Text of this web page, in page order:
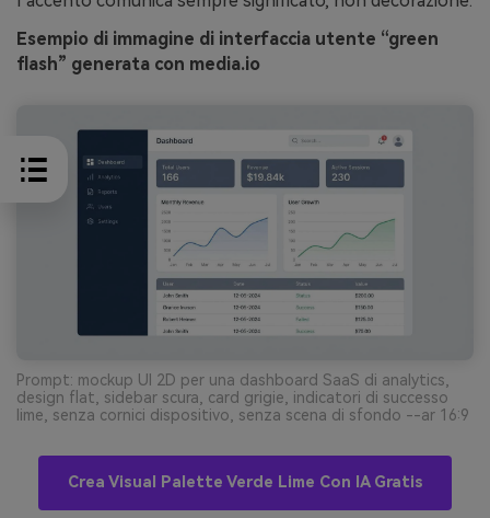
Esempio di immagine di interfaccia utente “green
flash” generata con media.io
Prompt: mockup UI 2D per una dashboard SaaS di analytics,
design flat, sidebar scura, card grigie, indicatori di successo
lime, senza cornici dispositivo, senza scena di sfondo --ar 16:9
Crea Visual Palette Verde Lime Con IA Gratis